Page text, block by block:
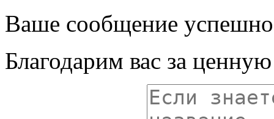
Ваше сообщение успешно
Благодарим вас за